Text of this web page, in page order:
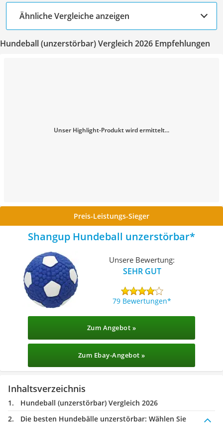
Ähnliche Vergleiche anzeigen
Hundeball (unzerstörbar) Vergleich 2026 Empfehlungen
Unser Highlight-Produkt wird ermittelt...
Preis-Leistungs-Sieger
Shangup Hundeball unzerstörbar
Unsere Bewertung:
SEHR GUT
79 Bewertungen
Zum Angebot »
Zum Ebay-Angebot »
Inhaltsverzeichnis
Hundeball (unzerstörbar) Vergleich 2026
Die besten Hundebälle unzerstörbar: Wählen Sie